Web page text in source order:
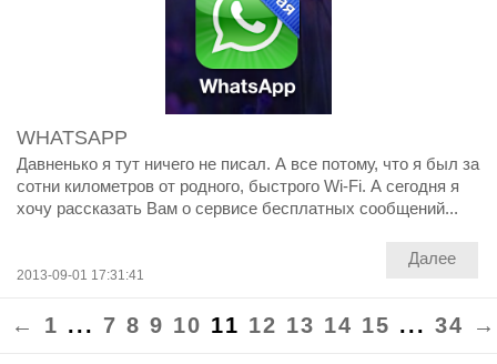
WHATSAPP
Давненько я тут ничего не писал. А все потому, что я был за
сотни километров от родного, быстрого Wi-Fi. А сегодня я
хочу рассказать Вам о сервисе бесплатных сообщений...
2013-09-01 17:31:41
Далее
← 1 ... 7 8 9 10 11 12 13 14 15 ... 34 →